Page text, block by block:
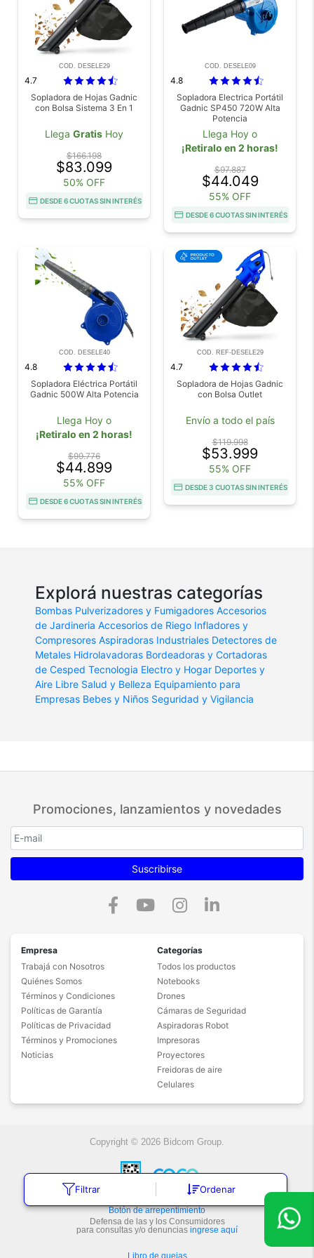
Filtrar Ordenar
COD. DESELE29
4.7
Sopladora de Hojas Gadnic
con Bolsa Sistema 3 En 1
Llega Gratis Hoy
$166.198
$83.099
50% OFF
DESDE 6 CUOTAS SIN INTERÉS
COD. DESELE09
4.8
Sopladora Electrica Portátil
Gadnic SP450 720W Alta
Potencia
Llega Hoy o
¡Retiralo en 2 horas!
$97.887
$44.049
55% OFF
DESDE 6 CUOTAS SIN INTERÉS
COD. DESELE40
4.8
Sopladora Eléctrica Portátil
Gadnic 500W Alta Potencia
Llega Hoy o
¡Retiralo en 2 horas!
$99.776
$44.899
55% OFF
DESDE 6 CUOTAS SIN INTERÉS
COD. REF-DESELE29
4.7
Sopladora de Hojas Gadnic
con Bolsa Outlet
Envío a todo el país
$119.998
$53.999
55% OFF
DESDE 3 CUOTAS SIN INTERÉS
Explorá nuestras categorías
Bombas Pulverizadores y Fumigadores Accesorios
de Jardineria Accesorios de Riego Infladores y
Compresores Aspiradoras Industriales Detectores de
Metales Hidrolavadoras Bordeadoras y Cortadoras
de Cesped Tecnologia Electro y Hogar Deportes y
Aire Libre Salud y Belleza Equipamiento para
Empresas Bebes y Niños Seguridad y Vigilancia
Promociones, lanzamientos y novedades
Suscribirse
Empresa
Trabajá con Nosotros
Quiénes Somos
Términos y Condiciones
Políticas de Garantía
Políticas de Privacidad
Términos y Promociones
Noticias
Categorías
Todos los productos
Notebooks
Drones
Cámaras de Seguridad
Aspiradoras Robot
Impresoras
Proyectores
Freidoras de aire
Celulares
Copyright © 2026 Bidcom Group.
Botón de arrepentimiento
Defensa de las y los Consumidores
para consultas y/o denuncias ingrese aquí
Libro de quejas